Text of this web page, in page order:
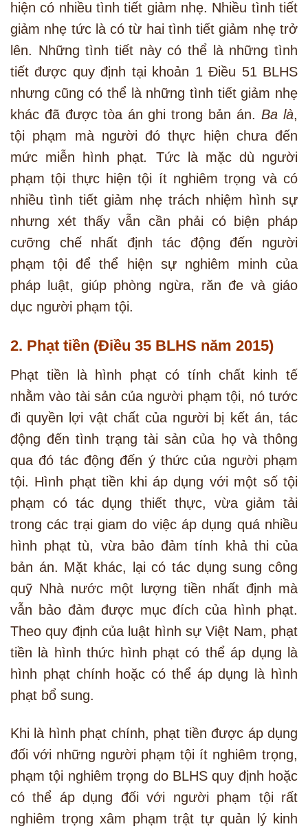
hiện có nhiều tình tiết giảm nhẹ. Nhiều tình tiết
giảm nhẹ tức là có từ hai tình tiết giảm nhẹ trở
lên. Những tình tiết này có thể là những tình
tiết được quy định tại khoản 1 Điều 51 BLHS
nhưng cũng có thể là những tình tiết giảm nhẹ
khác đã được tòa án ghi trong bản án.Ba là,
tội phạm mà người đó thực hiện chưa đến
mức miễn hình phạt.
Tức là mặc dù người
phạm tội thực hiện tội ít nghiêm trọng và có
nhiều tình tiết giảm nhẹ trách nhiệm hình sự
nhưng xét thấy vẫn cần phải có biện pháp
cưỡng chế nhất định tác động đến người
phạm tội để thể hiện sự nghiêm minh của
pháp luật, giúp phòng ngừa, răn đe và giáo
dục người phạm tội.
2. Phạt tiền (Điều 35 BLHS năm 2015)
Phạt tiền là hình phạt có tính chất kinh tế
nhằm vào tài sản của người phạm tội, nó tước
đi quyền lợi vật chất của người bị kết án, tác
động đến tình trạng tài sản của họ và thông
qua đó tác động đến ý thức của người phạm
tội. Hình phạt tiền khi áp dụng với một số tội
phạm có tác dụng thiết thực, vừa giảm tải
trong các trại giam do việc áp dụng quá nhiều
hình phạt tù, vừa bảo đảm tính khả thi của
bản án. Mặt khác, lại có tác dụng sung công
quỹ Nhà nước một lượng tiền nhất định mà
vẫn bảo đảm được mục đích của hình phạt.
Theo quy định của luật hình sự Việt Nam, phạt
tiền là hình thức hình phạt có thể áp dụng là
hình phạt chính hoặc có thể áp dụng là hình
phạt bổ sung.
Khi là hình phạt chính, phạt tiền được áp dụng
đối với những người phạm tội ít nghiêm trọng,
phạm tội nghiêm trọng do BLHS quy định hoặc
có thể áp dụng đối với người phạm tội rất
nghiêm trọng xâm phạm trật tự quản lý kinh